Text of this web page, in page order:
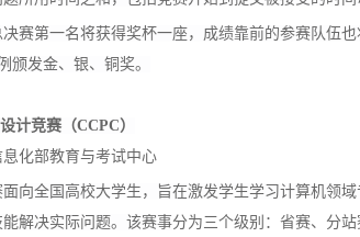
决赛第一名将获得奖杯一座，成绩靠前的参赛队伍
颁发金、银、铜奖。
计竞赛（CCPC）
息化部教育与考试中心
面向全国高校大学生，旨在激发学生学习计算机领
解决实际问题。该赛事分为三个级别：省赛、分站